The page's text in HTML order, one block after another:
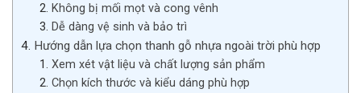
Không bị mối mọt và cong vênh
Dễ dàng vệ sinh và bảo trì
Hướng dẫn lựa chọn thanh gỗ nhựa ngoài trời phù hợp
Xem xét vật liệu và chất lượng sản phẩm
Chọn kích thước và kiểu dáng phù hợp